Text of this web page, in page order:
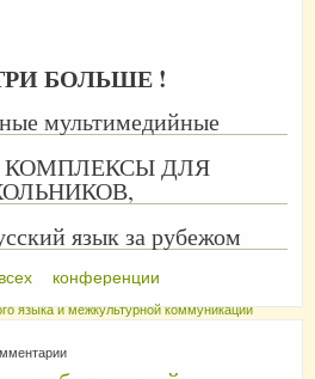
БОЛЬШЕ !
мультимедийные
КОМПЛЕКСЫ ДЛЯ
язык за рубежом
конференции
языка и межкультурной коммуникации